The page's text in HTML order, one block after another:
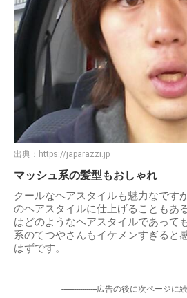
出典： https://japarazzi.jp
マッシュ系の髪型もおしゃれ
クールなヘアスタイルも魅力なです
のヘアスタイルに仕上げることもあ
はどのようなヘアスタイルであって
系のてつやさんもイケメンすぎると
はずです。
-----------------広告の後に次ページに続